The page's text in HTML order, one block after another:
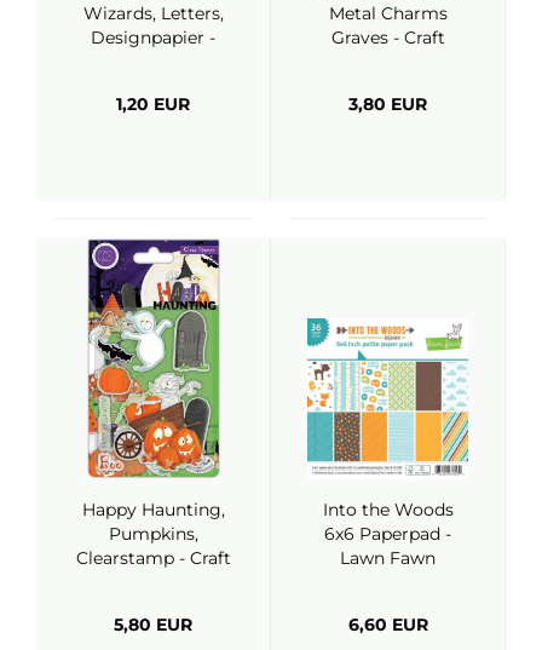
Wizards, Letters,
Designpapier -
1,20 EUR
Metal Charms
Graves - Craft
3,80 EUR
Happy Haunting,
Pumpkins,
Clearstamp - Craft
5,80 EUR
Into the Woods
6x6 Paperpad -
Lawn Fawn
6,60 EUR